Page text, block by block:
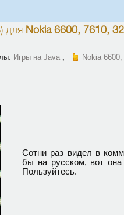
для Nokia 6600, 7610,
Игры на Java , Nokia
Сотни раз видел в
бы на русском, вот она
Пользуйтесь.